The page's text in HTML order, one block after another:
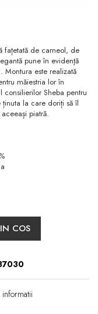
fațetată de carneol, de
pune în evidenţă
Montura este realizată
măiestria lor în
consilierilor Sheba pentru
la care doriți să îl
piatră.
COS
informatii